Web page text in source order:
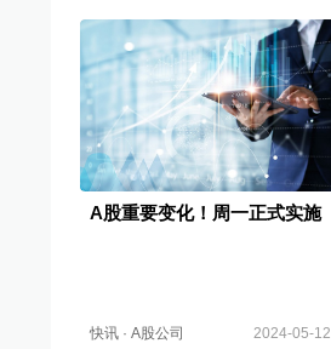
A股重要变化！周一正式实施
快讯 · A股公司 2024-05-12